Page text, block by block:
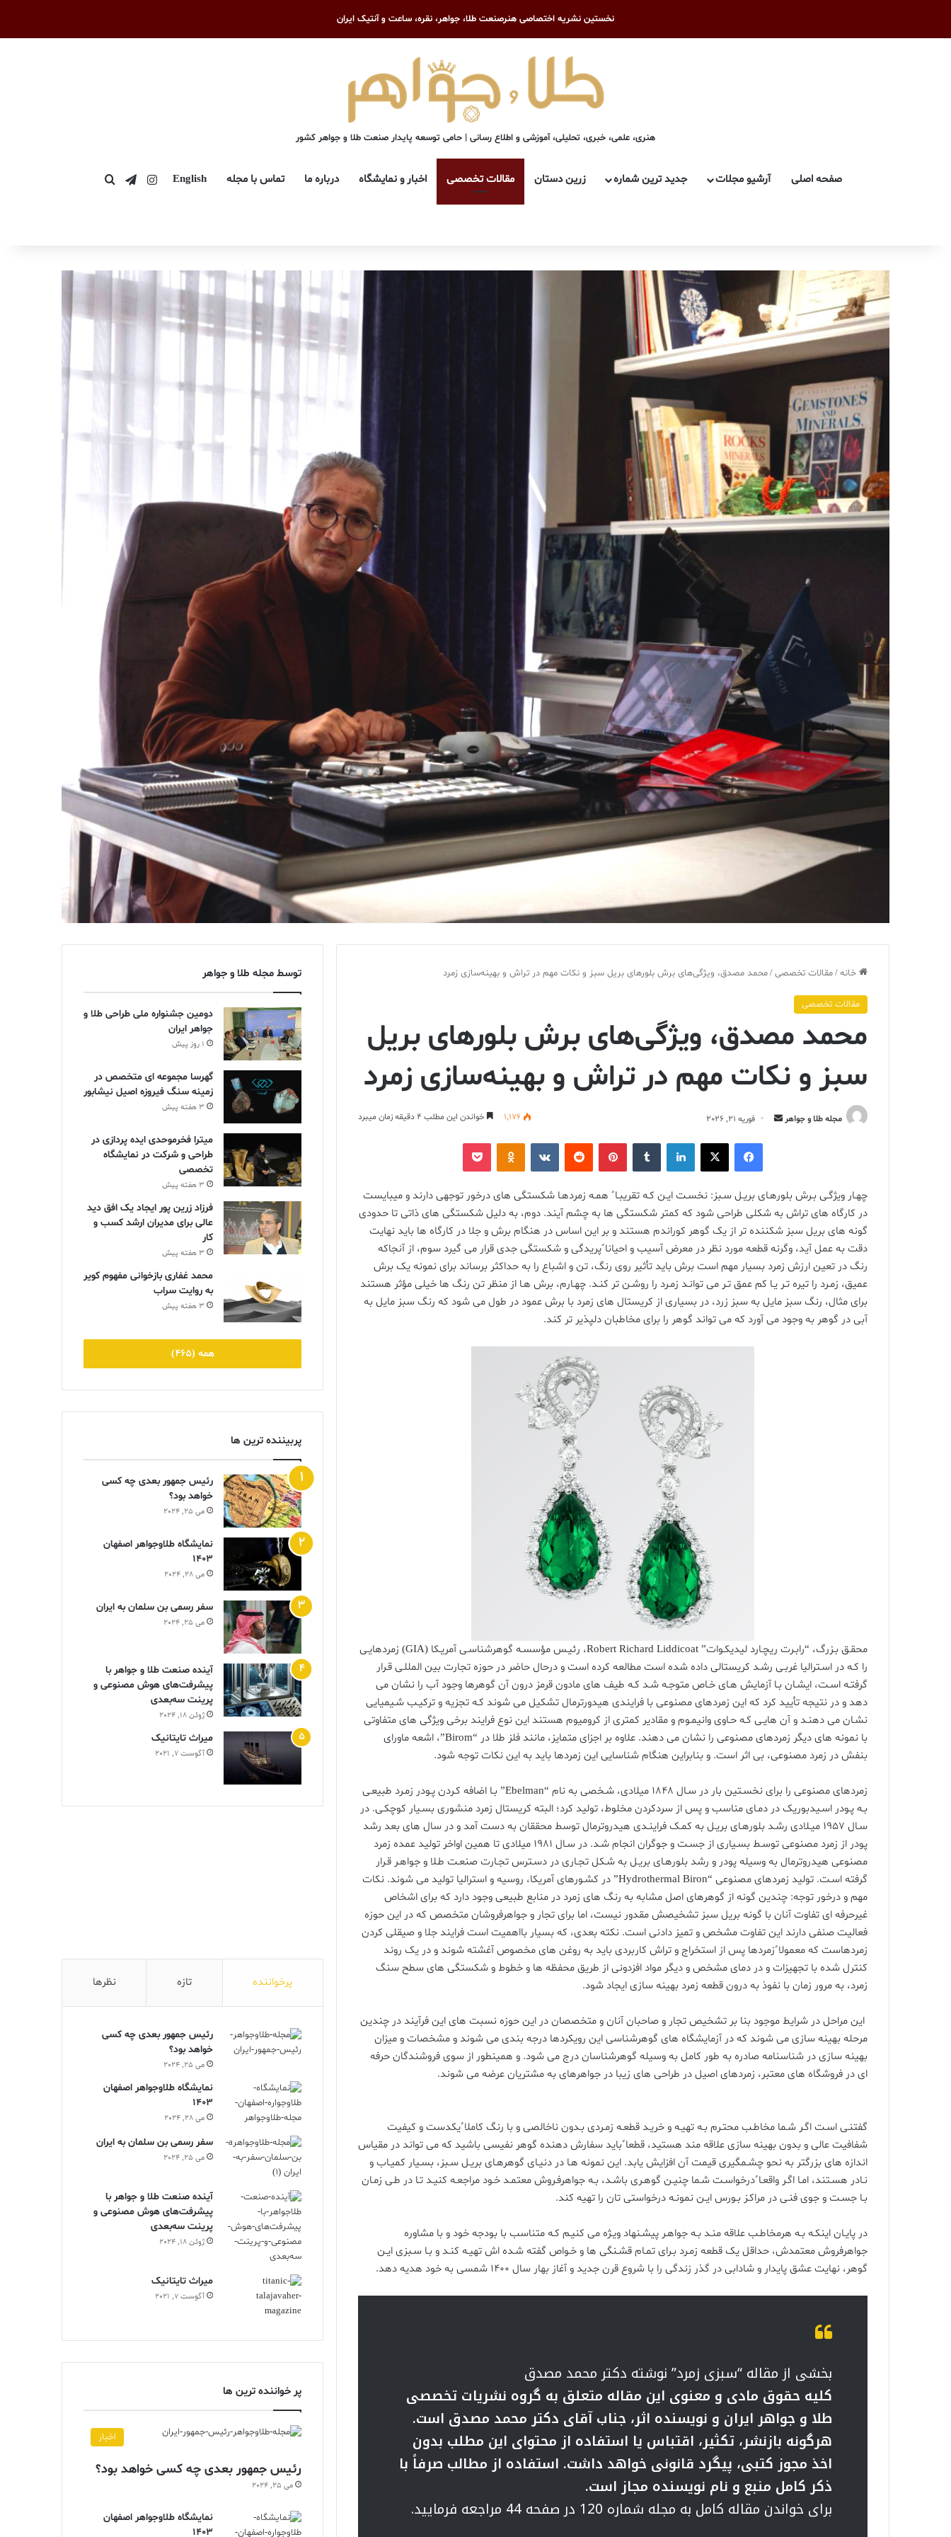
نخستین نشریه اختصاصی هنرصنعت طلا، جواهر، نقره، ساعت و آنتیک ایران
هنری، علمی، خبری، تحلیلی، آموزشی و اطلاع رسانی | حامی توسعه پایدار صنعت طلا و جواهر کشور
صفحه اصلی آرشیو مجلات جدید ترین شماره زرین دستان مقالات تخصصی اخبار و نمایشگاه درباره ما تماس با مجله English اینستاگرام
تلگرامجستجو برای
خانه/مقالات تخصصی/محمد مصدق، ویژگی‌های برش بلورهای بریل سبز و نکات مهم در تراش و بهینه‌سازی زمرد
مقالات تخصصی
محمد مصدق، ویژگی‌های برش بلورهای بریل
سبز و نکات مهم در تراش و بهینه‌سازی زمرد
مجله طلا و جواهر
ارسال فوریه 21, 2026 1,176 خواندن این مطلب 4 دقیقه زمان میبرد
فیس بوک X لینکدین ‫تامبلر ‫پین‌ترست‫رددیت ‫VKontakte
‫Odnoklassniki
پاکت
چهـار ویژگـی بـرش بلورهـای بریـل سـبز: نخسـت ایـن کـه تقریبـا ً همـه زمردهـا شکستگی های درخور توجهی دارند و میبایست
در کارگاه های تراش به شکلی طراحی شود که کمتر شکستگی ها به چشم آیند. دوم، به دلیل شکستگی های ذاتی تا حدودی
گونه های بریل سبز شکننده تر از یک گوهر کوراندم هستند و بر این اساس در هنگام برش و جلا در کارگاه ها باید نهایت
دقت به عمل آید، وگرنه قطعه مورد نظر در معرض آسیب و احیانا ًپریدگی و شکستگی جدی قرار می گیرد سوم، از آنجاکه
رنگ در تعین ارزش زمرد بسیار مهم است برش باید تأثیر روی رنگ، تن و اشباع را به حداکثر برساند برای نمونه یک برش
عمیق، زمـرد را تیره تـر یـا کم عمق تـر می توانـد زمـرد را روشـن تر کنـد. چهـارم، برش هـا از منظر تن رنگ ها خیلی مؤثر هستند
برای مثال، رنگ سبز مایل به سبز زرد، در بسیاری از کریستال های زمرد با برش عمود در طول می شود که رنگ سبز مایل به
آبی در گوهر به وجود می آورد که می تواند گوهر را برای مخاطبان دلپذیر تر کند.
محقـق بـزرگ، “رابـرت ریچـارد لیدیکـوات” Robert Richard Liddicoat، رئیـس مؤسسـه گوهرشناسـی آمریـکا (GIA) زمردهایـی
را کـه در اسـترالیا غربـی رشـد کریستالی داده شده است مطالعه کرده است و درحال حاضر در حوزه تجارت بین المللـی قـرار
گرفتـه اسـت، ایشـان بـا آزمایش هـای خـاص متوجـه شـد کـه طیف های مادون قرمز درون آن گوهرها وجود آب را نشان می
دهد و در نتیجه تأیید کرد که این زمردهای مصنوعی با فرایندی هیدورترمال تشکیل می شوند کـه تجزیه و ترکیـب شـیمیایی
نشـان می دهنـد و آن هایـی کـه حـاوی وانیمـوم و مقادیر کمتری از کرومیوم هستند این نوع فرایند برخی ویژگی های متفاوتی
با نمونه های دیگر زمردهای مصنوعی را نشان می دهند. علاوه بر اجزای متمایز، مانند فلز طلا در “Birom”، اشعه ماورای
بنفش در زمرد مصنوعی، بی اثر است. و بنابراین هنگام شناسایی این زمردها باید به این نکات توجه شود.
زمردهای مصنوعی را برای نخسـتین بار در سـال 1848 میلادی، شـخصی به نام “Ebelman” بـا اضافه کـردن پـودر زمـرد طبیعـی
بـه پـودر اسـیدبوریک در دمـای مناسب و پس از سردکردن مخلوط، تولید کرد؛ البته کریستال زمرد منشوری بسـیار کوچکـی. در
سـال 1957 میـلادی رشـد بلورهـای بریـل به کمـک فراینـدی هیدروترمال توسط محققان به دست آمد و در سال های بعد رشد
پودر از زمرد مصنوعی توسـط بسـیاری از جسـت و جوگران انجام شـد. در سـال 1981 میلادی تا همین اواخر تولید عمده زمرد
مصنوعی هیدروترمال به وسیله پودر و رشد بلورهـای بریـل به شـکل تجـاری در دسـترس تجـارت صنعـت طـلا و جواهـر قـرار
گرفته اسـت. تولید زمردهای مصنوعی “Hydrothermal Biron” در کشـورهای آمریکا، روسیه و استرالیا تولید می شوند. نکات
مهم و درخور توجه: چندین گونه از گوهرهای اصل مشابه به رنگ های زمرد در منابع طبیعی وجود دارد که برای اشخاص
غیرحرفه ای تفاوت آنان با گونه بریل سبز تشخیصش مقدور نیست، اما برای تجار و جواهرفروشان متخصص که در این حوزه
فعالیت صنفی دارند این تفاوت مشخص و تمیز دادنی است. نکته بعدی، که بسیار بااهمیت است فرایند جلا و صیقلی کردن
زمردهاست که معمولا ًزمردها پس از استخراج و تراش کاربردی باید به روغن های مخصوص آغشته شوند و در یک روند
کنترل شده با تجهیزات و در دمای مشخص و دیگر مواد افزدونی از طریق محفظه ها و خطوط و شکستگی های سطح سنگ
زمرد، به مرور زمان با نفوذ به درون قطعه زمرد بهینه سازی ایجاد شود.
این مراحل در شرایط موجود بنا بر تشخیص تجار و صاحبان آنان و متخصصان در این حوزه نسبت های این فرآیند در چندین
مرحله بهینه سازی می شوند که در آزمایشگاه های گوهرشناسی این رویکردها درجه بندی می شوند و مشخصات و میزان
بهینه سازی در شناسنامه صادره به طور کامل به وسیله گوهرشناسان درج می شود. و همینطور از سوی فروشندگان حرفه
ای در فروشگاه های معتبر، زمردهای اصیل در طراحی های زیبا در جواهرهای به مشتریان عرضه می شوند.
گفتنـی اسـت اگـر شـما مخاطـب محتـرم بـه تهیـه و خریـد قطعـه زمـردی بـدون ناخالصی و با رنگ کاملا ًیکدست و کیفیت
شفافیت عالی و بدون بهینه سازی علاقه مند هستید، قطعا ًباید سفارش دهنده گوهر نفیسی باشید که می تواند در مقیاس
اندازه های بزرگتر به نحو چشـمگیری قیمت آن افزایش یابد. این نمونه هـا در دنیـای گوهرهـای بریـل سـبز، بسـیار کمیـاب و
نـادر هسـتند، امـا اگـر واقعـا ًدرخواسـت شـما چنیـن گوهـری باشـد، بـه جواهرفـروش معتمـد خـود مراجعـه کنیـد تـا در طـی زمـان
بـا جسـت و جوی فنـی در مراکـز بـورس ایـن نمونـه درخواستی تان را تهیه کند.
در پایـان اینکـه بـه هرمخاطـب علاقه منـد بـه جواهـر پیشـنهاد ویـژه می کنیـم کـه متناسب با بودجه خود و با مشاوره
جواهرفروش معتمدش، حداقل یک قطعه زمـرد بـرای تمـام قشـنگی ها و خـواص گفته شـده اش تهیـه کنـد و بـا سـبزی ایـن
گوهر، نهایت عشق پایدار و شادابی در گذر زندگی را با شروع قرن جدید و آغاز بهار سال 1400 شمسی به خود هدیه دهد.
بخشی از مقاله “سبزی زمرد” نوشته دکتر محمد مصدق
کلیه حقوق مادی و معنوی این مقاله متعلق به گروه نشریات تخصصی
طلا و جواهر ایران و نویسنده اثر، جناب آقای دکتر محمد مصدق است.
هرگونه بازنشر، تکثیر، اقتباس یا استفاده از محتوای این مطلب بدون
اخذ مجوز کتبی، پیگرد قانونی خواهد داشت. استفاده از مطالب صرفاً با
ذکر کامل منبع و نام نویسنده مجاز است.
برای خواندن مقاله کامل به مجله شماره 120 در صفحه 44 مراجعه فرمایید.
توسط مجله طلا و جواهر
دومین جشنواره ملی طراحی طلا و
جواهر ایران
1 روز پیش
گهرسا مجموعه ای متخصص در
زمینه سنگ فیروزه اصیل نیشابور
3 هفته پیش
میترا فخرموحدی ایده پردازی در
طراحی و شرکت در نمایشگاه
تخصصی
3 هفته پیش
فرزاد زرین پور ایجاد یک افق دید
عالی برای مدیران ارشد کسب و
کار
3 هفته پیش
محمد غفاری بازخوانی مفهوم کویر
به روایت سراب
3 هفته پیش
همه (465)
پربیننده ترین ها
رئیس جمهور بعدی چه کسی
خواهد بود؟
می 25, 2024
نمایشگاه طلاوجواهر اصفهان
1403
می 28, 2024
سفر رسمی بن سلمان به ایران
می 25, 2024
آینده صنعت طلا و جواهر با
پیشرفت‌های هوش مصنوعی و
پرینت سه‌بعدی
ژوئن 18, 2024
ميراث تايتانيک
آگوست 7, 2021
پرخواننده تازه نظرها
رئیس جمهور بعدی چه کسی
خواهد بود؟
می 25, 2024
نمایشگاه طلاوجواهر اصفهان
1403
می 28, 2024
سفر رسمی بن سلمان به ایران
می 25, 2024
آینده صنعت طلا و جواهر با
پیشرفت‌های هوش مصنوعی و
پرینت سه‌بعدی
ژوئن 18, 2024
ميراث تايتانيک
آگوست 7, 2021
پر خواننده ترین ها
اخبار
رئیس جمهور بعدی چه کسی خواهد بود؟
می 25, 2024
نمایشگاه طلاوجواهر اصفهان
1403